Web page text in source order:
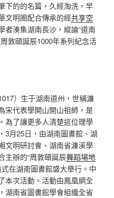
下的的名篇，久經淘洗，早
文明圈配合傳承的經共享空
者湊集湖南長沙，縱論“道南
敦頤誕辰1000年系列紀念活
）生于湖南道州，世稱濂
宋代表學開山開山祖師，是
為了讓更多人清楚這位理學
3月25日，由湖南圖書館、湖
文明研討會、湖南省濂溪學
主辦的“周敦頤誕辰舞蹈場地
在湖南圖書館盛大舉行。中
本次活動。活動由鳳凰網全
湖南省圖書館學會組織全省